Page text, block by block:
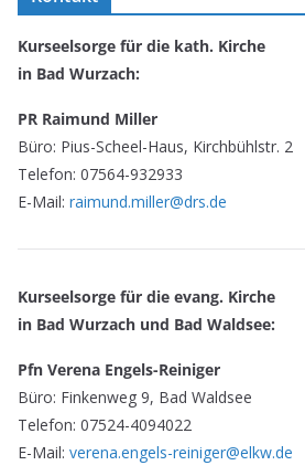
Kurseelsorge für die kath. Kirche
in Bad Wurzach:
PR Raimund Miller
Büro: Pius-Scheel-Haus, Kirchbühlstr. 2
Telefon: 07564-932933
E-Mail: raimund.miller@drs.de
Kurseelsorge für die evang. Kirche
in Bad Wurzach und Bad Waldsee:
Pfn Verena Engels-Reiniger
Büro: Finkenweg 9, Bad Waldsee
Telefon: 07524-4094022
E-Mail: verena.engels-reiniger@elkw.de